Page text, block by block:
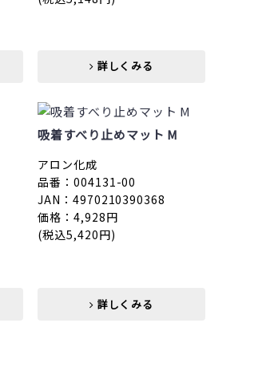
詳しくみる
吸着すべり止めマット M
アロン化成
品番：004131-00
JAN：4970210390368
価格：4,928円
(税込5,420円)
詳しくみる